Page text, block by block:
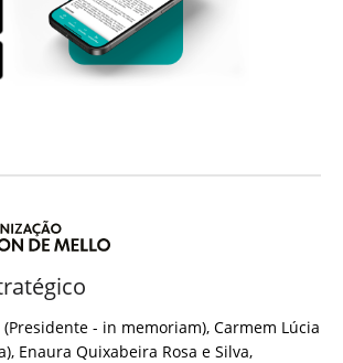
- in memoriam), Carmem Lúcia
Enaura Quixabeira Rosa e Silva,